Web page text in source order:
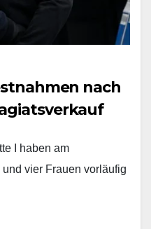
nach
I haben am
vier Frauen vorläufig